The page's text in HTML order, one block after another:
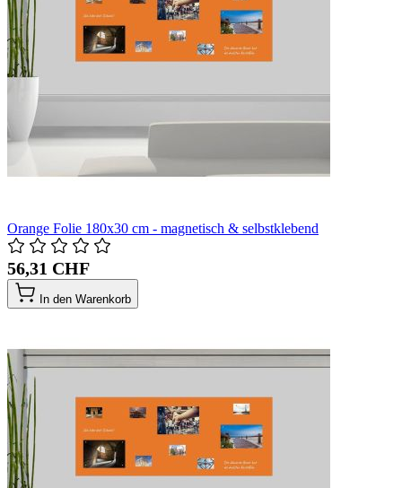
Orange Folie 180x30 cm - magnetisch & selbstklebend
56,31 CHF
In den Warenkorb